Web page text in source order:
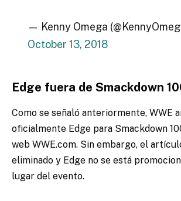
— Kenny Omega
October 13, 2018
Edge fuera de Smackdown
Como se señaló anteriormente, WWE
oficialmente Edge para Smackdown
web WWE.com. Sin embargo, el
eliminado y Edge no se está
lugar del evento.